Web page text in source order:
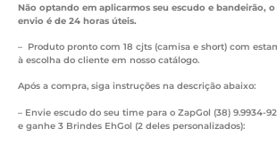
Não optando em aplicarmos seu escudo e bandeirão, o
envio é de 24 horas úteis.
– Produto pronto com 18 cjts (camisa e short) com
à escolha do cliente em nosso catálogo.
Após a compra, siga instruções na descrição abaixo:
– Envie escudo do seu time para o ZapGol (38) 9.9934-
e ganhe 3 Brindes EhGol (2 deles personalizados):